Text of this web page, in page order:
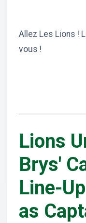
Allez Les Lions !
vous !
Lions
Brys'
Line-
as